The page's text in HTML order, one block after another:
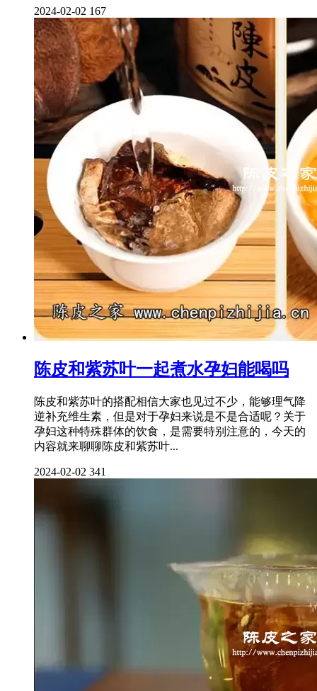
2024-02-02 167
陈皮和紫苏叶一起煮水孕妇能喝吗
陈皮和紫苏叶的搭配相信大家也见过不少，能够理气降
逆补充维生素，但是对于孕妇来说是不是合适呢？关于
孕妇这种特殊群体的饮食，是需要特别注意的，今天的
内容就来聊聊陈皮和紫苏叶...
2024-02-02 341